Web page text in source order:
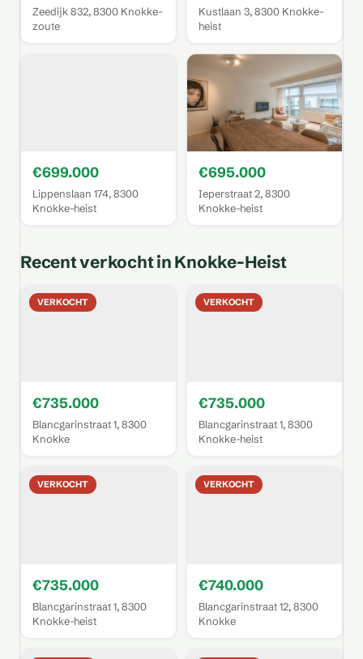
Zeedijk 832, 8300 Knokke-
zoute
Kustlaan 3, 8300 Knokke-
heist
€699.000
Lippenslaan 174, 8300
Knokke-heist
€695.000
Ieperstraat 2, 8300
Knokke-heist
Recent verkocht in Knokke-Heist
VERKOCHT
€735.000
Blancgarinstraat 1, 8300
Knokke
VERKOCHT
€735.000
Blancgarinstraat 1, 8300
Knokke-heist
VERKOCHT
€735.000
Blancgarinstraat 1, 8300
Knokke-heist
VERKOCHT
€740.000
Blancgarinstraat 12, 8300
Knokke